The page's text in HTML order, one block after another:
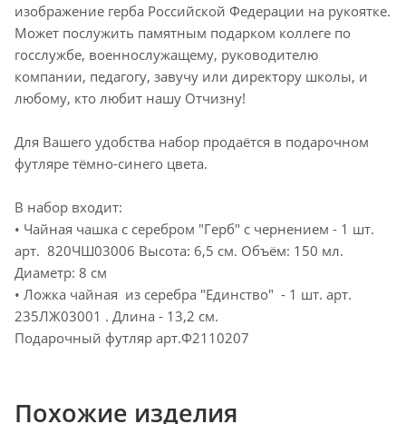
изображение герба Российской Федерации на рукоятке.
Может послужить памятным подарком коллеге по
госслужбе, военнослужащему, руководителю
компании, педагогу, завучу или директору школы, и
любому, кто любит нашу Отчизну!
Для Вашего удобства набор продаётся в подарочном
футляре тёмно-синего цвета.
В набор входит:
• Чайная чашка с серебром "Герб" с чернением - 1 шт.
арт. 820ЧШ03006 Высота: 6,5 см. Объём: 150 мл.
Диаметр: 8 см
• Ложка чайная из серебра "Единство" - 1 шт. арт.
235ЛЖ03001 . Длина - 13,2 см.
Подарочный футляр арт.Ф2110207
Похожие изделия